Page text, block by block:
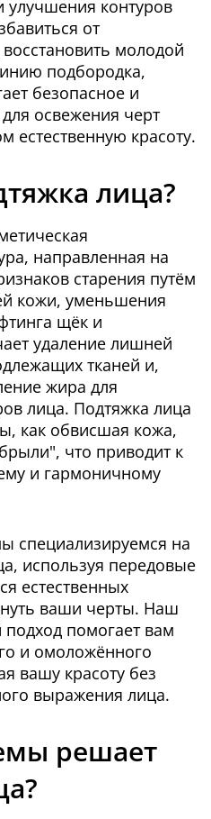
контуров
от
молодой
подбородка,
безопасное и
освежения черт
естественную красоту.
лица?
направленная на
старения путём
кожи, уменьшения
щёк и
удаление лишней
тканей и,
жира для
лица. Подтяжка лица
как обвисшая кожа,
что приводит к
и гармоничному
специализируемся на
используя передовые
естественных
ваши черты. Наш
помогает вам
и омоложённого
вашу красоту без
выражения лица.
решает